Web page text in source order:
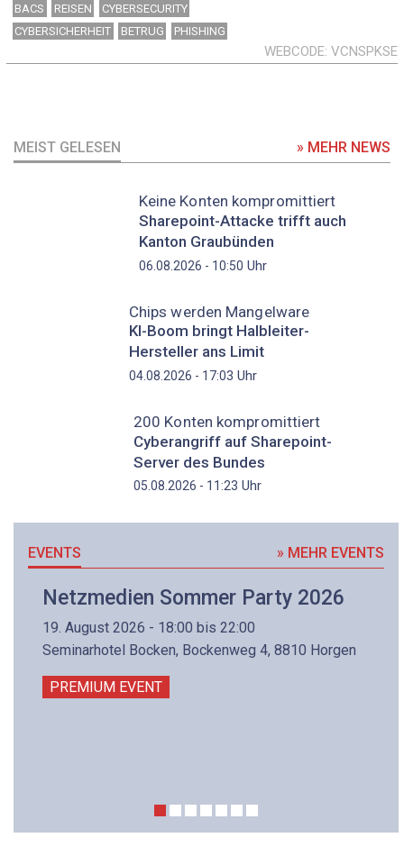
BACS REISEN
CYBERSECURITY
CYBERSICHERHEIT
BETRUG PHISHING
WEBCODE VCNSPKSE
MEIST GELESEN » MEHR NEWS
Keine Konten kompromittiert
Sharepoint-Attacke trifft auch
Kanton Graubünden
06.08.2026 - 10:50 Uhr
Chips werden Mangelware
KI-Boom bringt Halbleiter-
Hersteller ans Limit
04.08.2026 - 17:03 Uhr
200 Konten kompromittiert
Cyberangriff auf Sharepoint-
Server des Bundes
05.08.2026 - 11:23 Uhr
EVENTS » MEHR EVENTS
Netzmedien Sommer Party 2026
19. August 2026 - 18:00 bis 22:00
Seminarhotel Bocken, Bockenweg 4, 8810 Horgen
PREMIUM EVENT